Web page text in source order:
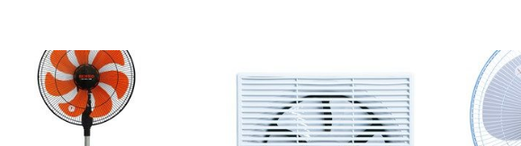
Add to
Wishlist